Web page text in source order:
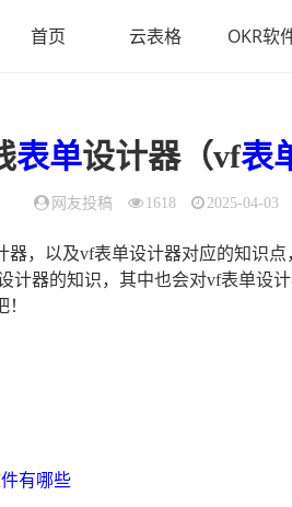
首页 云表格 OKR软
表单设计器（vf表
网友投稿 1618 2025-04-03
器，以及vf表单设计器对应的知识
计器的知识，其中也会对vf表单设
有哪些